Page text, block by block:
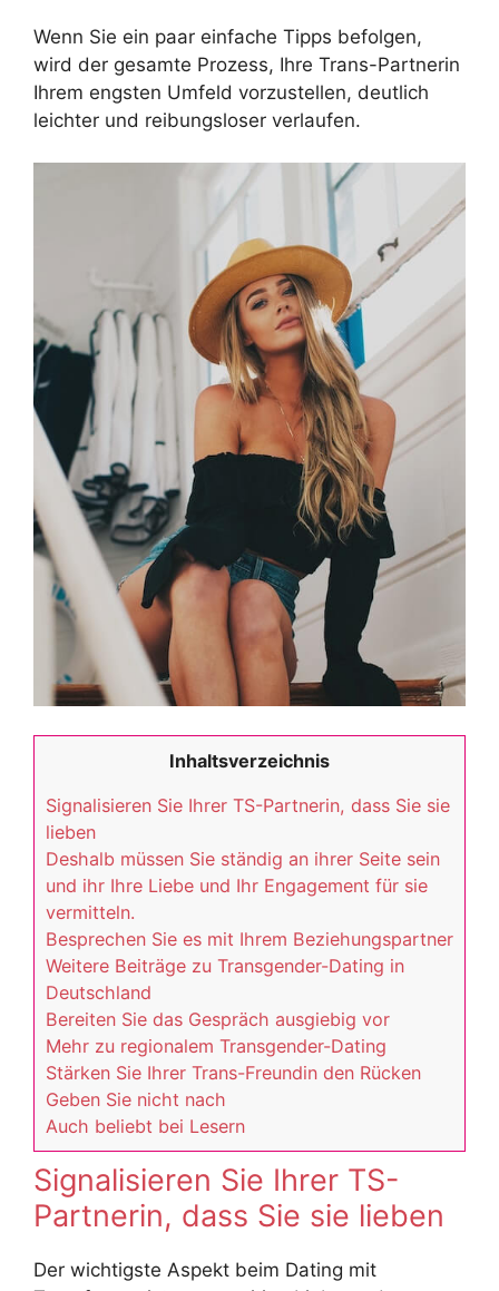
Wenn Sie ein paar einfache Tipps befolgen,
wird der gesamte Prozess, Ihre Trans-Partnerin
Ihrem engsten Umfeld vorzustellen, deutlich
leichter und reibungsloser verlaufen.
Inhaltsverzeichnis
Signalisieren Sie Ihrer TS-Partnerin, dass Sie sie
lieben
Deshalb müssen Sie ständig an ihrer Seite sein
und ihr Ihre Liebe und Ihr Engagement für sie
vermitteln.
Besprechen Sie es mit Ihrem Beziehungspartner
Weitere Beiträge zu Transgender-Dating in
Deutschland
Bereiten Sie das Gespräch ausgiebig vor
Mehr zu regionalem Transgender-Dating
Stärken Sie Ihrer Trans-Freundin den Rücken
Geben Sie nicht nach
Auch beliebt bei Lesern
Signalisieren Sie Ihrer TS-
Partnerin, dass Sie sie lieben
Der wichtigste Aspekt beim Dating mit